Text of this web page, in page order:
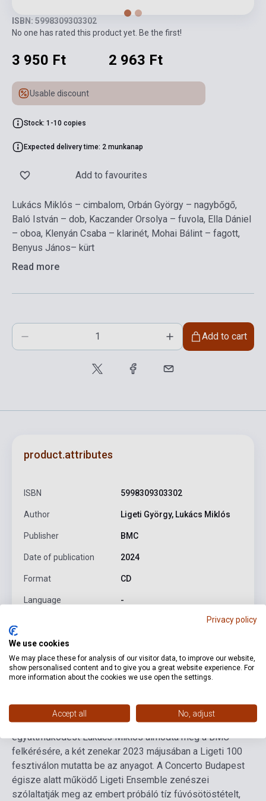
ISBN: 5998309303302
No one has rated this product yet. Be the first!
3 950 Ft 2 963 Ft
Usable discount
Stock: 1-10 copies
Expected delivery time: 2 munkanap
Add to favourites
Lukács Miklós – cimbalom, Orbán György – nagybőgő,
Baló István – dob, Kaczander Orsolya – fuvola, Ella Dániel
– oboa, Klenyán Csaba – klarinét, Mohai Bálint – fagott,
Benyus János– kürt
Read more
Add to cart
product.attributes
ISBN 5998309303302
Author Ligeti György, Lukács Miklós
Publisher BMC
Date of publication 2024
Format CD
Language -
Detailed description
A Ligeti György születésének centenáriumán készült
Ensemble fogalmazza meg válaszait a Tíz darab
fúvósötösre című Ligeti-műben felvetett kérdésekre. Az
együttműködést Lukács Miklós álmodta meg a BMC
felkérésére, a két zenekar 2023 májusában a Ligeti 100
fesztiválon mutatta be az anyagot. A Concerto Budapest
égisze alatt működő Ligeti Ensemble zenészei
szólaltatják meg az embert próbáló tíz fúvósötöstételt,
Privacy policy
We use cookies
We may place these for analysis of our visitor data, to improve our website,
show personalised content and to give you a great website experience. For
more information about the cookies we use open the settings.
Accept all No, adjust